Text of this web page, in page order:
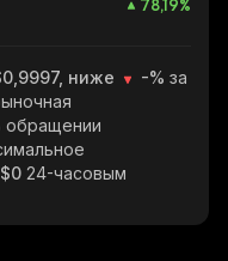
78,19%
ниже -% за
обращении
$0 24-часовым